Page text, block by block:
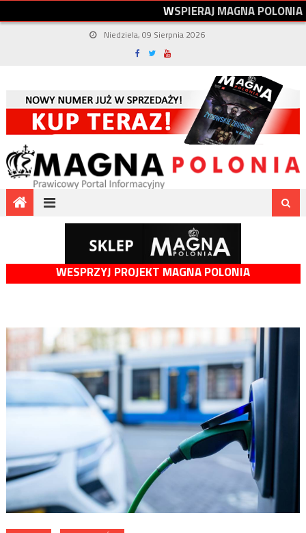
WSPIERAJMAGNAPOLONIA
Niedziela, 09 Sierpnia 2026
WESPRZYJ PROJEKT MAGNA POLONIA